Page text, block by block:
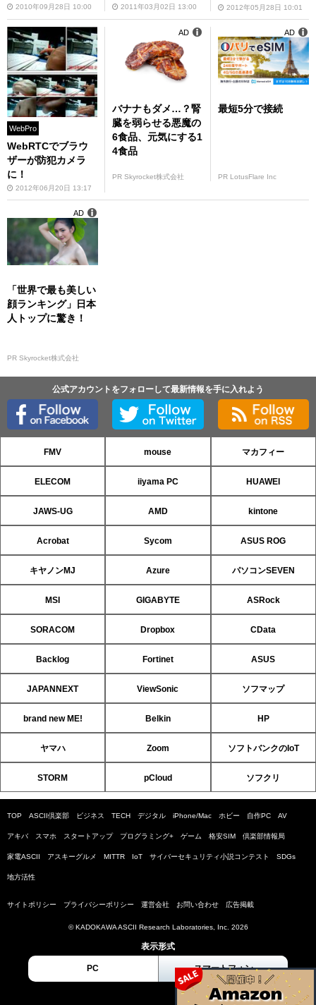
2010年09月28日 10:00 2011年03月02日 13:00 2012年05月28日 10:01
WebPro
WebRTCでブラウ
ザーが防犯カメラ
に！
2012年06月20日 13:17
バナナもダメ…？腎
臓を弱らせる悪魔の
6食品、元気にする1
4食品
PR Skyrocket株式会社
AD
最短5分で接続
PR LotusFlare Inc
AD
「世界で最も美しい
顔ランキング」日本
人トップに驚き！
PR Skyrocket株式会社
AD
公式アカウントをフォローして最新情報を手に入れよう
FMV mouse マカフィー
ELECOM iiyama PC HUAWEI
JAWS-UG AMD kintone
Acrobat Sycom ASUS ROG
キヤノンMJ Azure パソコンSEVEN
MSI GIGABYTE ASRock
SORACOM Dropbox CData
Backlog Fortinet ASUS
JAPANNEXT ViewSonic ソフマップ
brand new ME! Belkin HP
ヤマハ Zoom ソフトバンクのIoT
STORM pCloud ソフクリ
TOP ASCII倶楽部 ビジネス TECH デジタル iPhone/Mac ホビー 自作PC AV
アキバ スマホ スタートアップ プログラミング+ ゲーム 格安SIM 倶楽部情報局
家電ASCII アスキーグルメ MITTR IoT サイバーセキュリティ小説コンテスト SDGs
地方活性
サイトポリシー プライバシーポリシー 運営会社 お問い合わせ 広告掲載
© KADOKAWA ASCII Research Laboratories, Inc. 2026
表示形式
PC スマートフォン